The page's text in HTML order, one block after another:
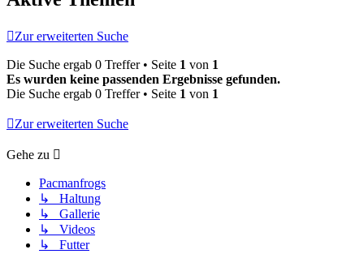
Zur erweiterten Suche
Die Suche ergab 0 Treffer • Seite 1 von 1
Es wurden keine passenden Ergebnisse gefunden.
Die Suche ergab 0 Treffer • Seite 1 von 1
Zur erweiterten Suche
Gehe zu
Pacmanfrogs
↳ Haltung
↳ Gallerie
↳ Videos
↳ Futter